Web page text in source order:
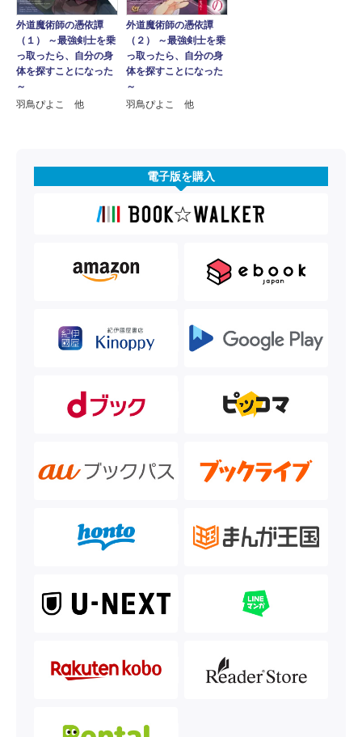
外道魔術師の憑依譚
（１） ～最強剣士を乗
っ取ったら、自分の身
体を探すことになった
～
羽鳥ぴよこ 他
外道魔術師の憑依譚
（２） ～最強剣士を乗
っ取ったら、自分の身
体を探すことになった
～
羽鳥ぴよこ 他
電子版を購入